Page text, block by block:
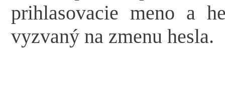
prihlasovacie meno a
vyzvaný na zmenu hesla.